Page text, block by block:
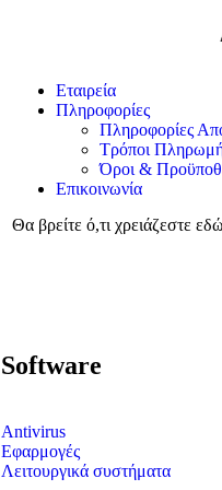
Εταιρεία
Πληροφορίες
Πληροφορίες
Τρόποι
Όροι &
Επικοινωνία
Software
Antivirus
Εφαρμογές
Λειτουργικά συστήματα
Θα βρείτε ό,τι χρειάζεστε